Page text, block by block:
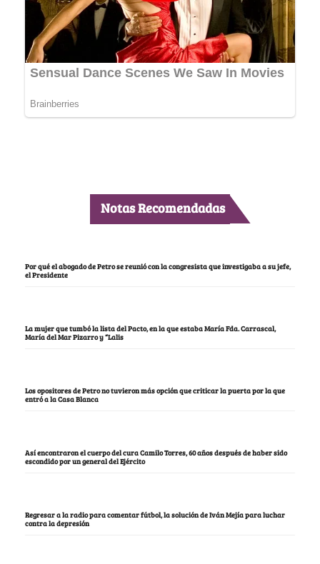
Notas Recomendadas
Por qué el abogado de Petro se reunió con la congresista que investigaba a su jefe,
el Presidente
La mujer que tumbó la lista del Pacto, en la que estaba María Fda. Carrascal,
María del Mar Pizarro y “Lalis
Los opositores de Petro no tuvieron más opción que criticar la puerta por la que
entró a la Casa Blanca
Así encontraron el cuerpo del cura Camilo Torres, 60 años después de haber sido
escondido por un general del Ejército
Regresar a la radio para comentar fútbol, la solución de Iván Mejía para luchar
contra la depresión